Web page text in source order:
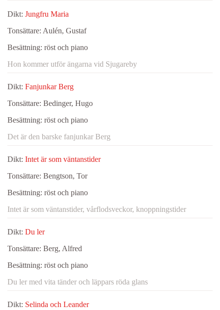
Dikt: Jungfru Maria
Tonsättare: Aulén, Gustaf
Besättning: röst och piano
Hon kommer utför ängarna vid Sjugareby
Dikt: Fanjunkar Berg
Tonsättare: Bedinger, Hugo
Besättning: röst och piano
Det är den barske fanjunkar Berg
Dikt: Intet är som väntanstider
Tonsättare: Bengtson, Tor
Besättning: röst och piano
Intet är som väntanstider, vårflodsveckor, knoppningstider
Dikt: Du ler
Tonsättare: Berg, Alfred
Besättning: röst och piano
Du ler med vita tänder och läppars röda glans
Dikt: Selinda och Leander